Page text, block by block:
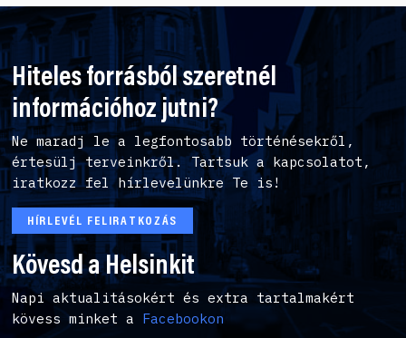
Hiteles forrásból szeretnél
információhoz jutni?
Ne maradj le a legfontosabb történésekről,
értesülj terveinkről. Tartsuk a kapcsolatot,
iratkozz fel hírlevelünkre Te is!
HÍRLEVÉL FELIRATKOZÁS
Kövesd a Helsinkit
Napi aktualitásokért és extra tartalmakért
kövess minket a Facebookon